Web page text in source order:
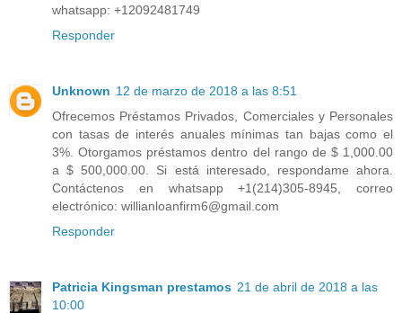
whatsapp: +12092481749
Responder
Unknown 12 de marzo de 2018 a las 8:51
Ofrecemos Préstamos Privados, Comerciales y Personales
con tasas de interés anuales mínimas tan bajas como el
3%. Otorgamos préstamos dentro del rango de $ 1,000.00
a $ 500,000.00. Si está interesado, respondame ahora.
Contáctenos en whatsapp +1(214)305-8945, correo
electrónico: willianloanfirm6@gmail.com
Responder
Patricia Kingsman prestamos 21 de abril de 2018 a las
10:00